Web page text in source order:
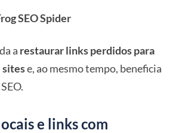
SEO Spider
a restaurar links perdidos para
sitese, ao mesmo tempo, beneficia
e links com